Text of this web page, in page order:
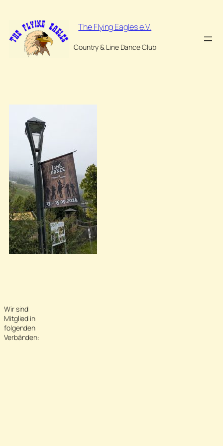
Inhalt
springen
The Flying Eagles e.V.
Country & Line Dance Club
Wir sind
Mitglied in
folgenden
Verbänden: